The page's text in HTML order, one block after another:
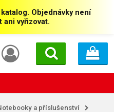
Objednávky není
ani vyřizovat.
a příslušenství